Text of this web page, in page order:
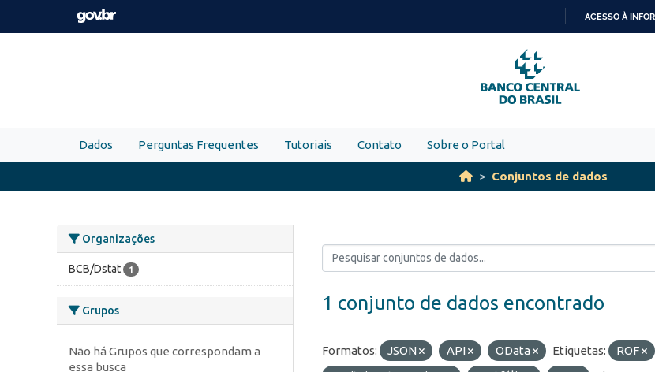
Skip to main content
PARA
O
CONTEÚDO
ACESSO À
Dados Perguntas Frequentes Tutoriais Contato Sobre o Portal
Conjuntos de dados
Organizações
BCB/Dstat 1
Grupos
Não há Grupos que correspondam a
essa busca
1 conjunto de dados encontrado
Formatos: JSON API OData Etiquetas:
ROF